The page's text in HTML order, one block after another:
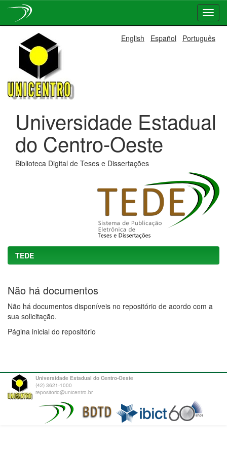
navigation
English Español Português
Universidade Estadual
do Centro-Oeste
Biblioteca Digital de Teses e Dissertações
TEDE
Não há documentos
Não há documentos disponíveis no repositório de acordo com a
sua solicitação.
Página inicial do repositório
Universidade Estadual do Centro-Oeste
(42) 3621-1000
repositorio@unicentro.br